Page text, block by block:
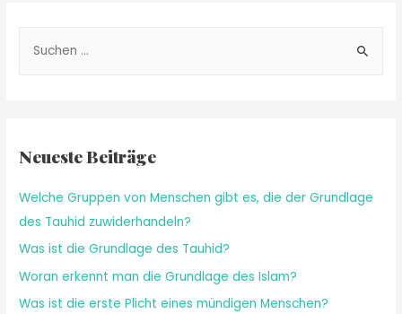
Neueste Beiträge
Welche Gruppen von Menschen gibt es, die der Grundlage
des Tauhid zuwiderhandeln?
Was ist die Grundlage des Tauhid?
Woran erkennt man die Grundlage des Islam?
Was ist die erste Plicht eines mündigen Menschen?